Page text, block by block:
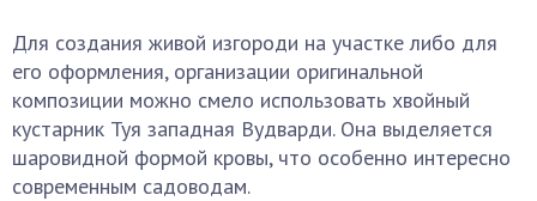
Для создания живой изгороди на участке либо для
его оформления, организации оригинальной
композиции можно смело использовать хвойный
кустарник Туя западная Вудварди. Она выделяется
шаровидной формой кровы, что особенно интересно
современным садоводам.